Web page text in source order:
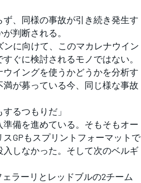
、同様の事故が引き続き発生す
判断される。
に向けて、このマカレナウイン
ぐに検討されるモノではない。
イングを使うかどうかを分析す
が募っている今、同じ様な事故
るつもりだ」
備を進めている。そもそもオー
GPもスプリントフォーマットで
しなかった。そして次のベルギ
ラーリとレッドブルの2チーム